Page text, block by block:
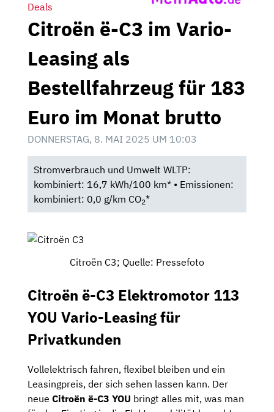
Deals
Citroën ë-C3 im Vario-
Leasing als
Bestellfahrzeug für 183
Euro im Monat brutto
DONNERSTAG, 8. MAI 2025 UM 10:03
Stromverbrauch und Umwelt WLTP:
kombiniert: 16,7 kWh/100 km* • Emissionen:
kombiniert: 0,0 g/km CO2*
Citroën C3; Quelle: Pressefoto
Citroën ë-C3 Elektromotor 113
YOU Vario-Leasing für
Privatkunden
Vollelektrisch fahren, flexibel bleiben und ein
Leasingpreis, der sich sehen lassen kann. Der
neue Citroën ë-C3 YOU bringt alles mit, was man